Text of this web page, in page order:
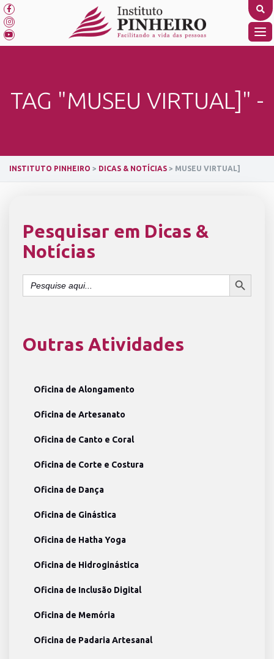
Skip
to
content
TAG "MUSEU VIRTUAL]" -
INSTITUTO PINHEIRO > DICAS & NOTÍCIAS > MUSEU VIRTUAL]
Pesquisar em Dicas &
Notícias
Search
for:
SEARCH BUTTON
Outras Atividades
Oficina de Alongamento
Oficina de Artesanato
Oficina de Canto e Coral
Oficina de Corte e Costura
Oficina de Dança
Oficina de Ginástica
Oficina de Hatha Yoga
Oficina de Hidroginástica
Oficina de Inclusão Digital
Oficina de Memória
Oficina de Padaria Artesanal